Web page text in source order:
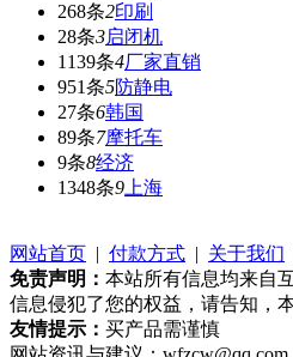
268条2印刷
28条3启闭机
1139条4厂家直销
951条5防静电
27条6韩国
89条7摩托车
9条8经济
1348条9 上海
网站首页 | 付款方式 | 关于我们
免责声明： 本站所有信息均来自
信息侵犯了您的权益，请告知，
友情提示： 买产品需谨慎